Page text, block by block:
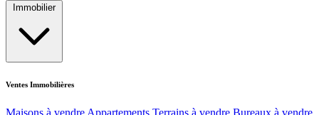
Immobilier
Ventes Immobilières
Maisons à vendre Appartements Terrains à vendre Bureaux à vendre